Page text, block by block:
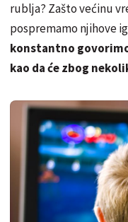
rublja? Zašto većinu
pospremamo njihove
konstantno
kao da će zbog